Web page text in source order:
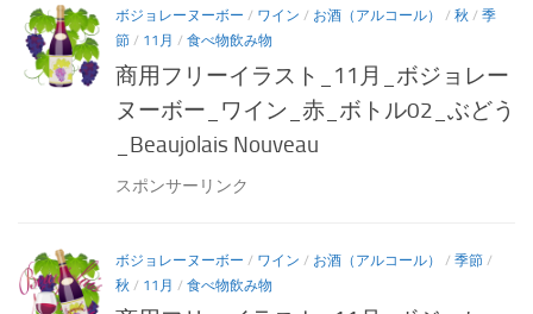
ボジョレーヌーボー / ワイン / お酒（アルコール） / 秋 / 季
節 / 11月 / 食べ物飲み物
商用フリーイラスト_11月_ボジョレー
ヌーボー_ワイン_赤_ボトル02_ぶどう
_Beaujolais Nouveau
スポンサーリンク
ボジョレーヌーボー / ワイン / お酒（アルコール） / 季節 /
秋 / 11月 / 食べ物飲み物